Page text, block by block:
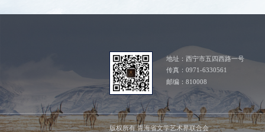
地址：西宁市五四西路一号
传真：0971-6330561
邮编：810008
版权所有 青海省文学艺术界联合会